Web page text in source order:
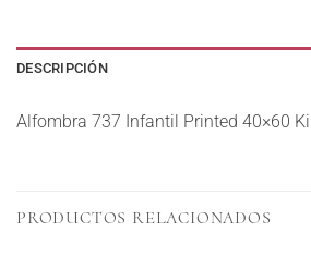
DESCRIPCIÓN
Alfombra 737 Infantil Printed 40×60
PRODUCTOS RELACIONADOS